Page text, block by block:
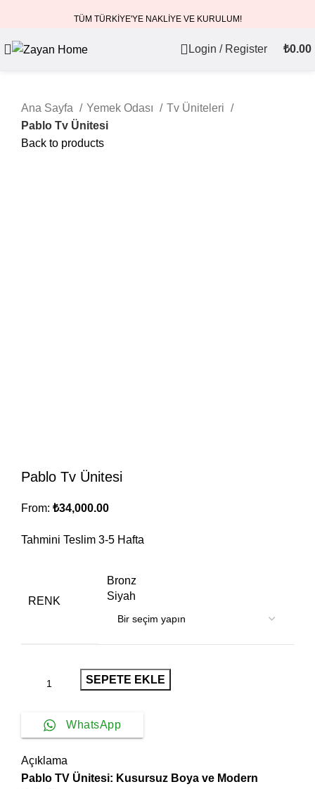
TÜM TÜRKİYE'YE NAKLİYE VE KURULUM!
Login / Register ₺0.00
Ana Sayfa Yemek Odası
Tv Üniteleri
Pablo Tv Ünitesi
Back to products
Pablo Tv Ünitesi
From: ₺34,000.00
Tahmini Teslim 3-5 Hafta
RENK
Bronz
Siyah
SEPETE EKLE
WhatsApp
Açıklama
Pablo TV Ünitesi: Kusursuz Boya ve Modern